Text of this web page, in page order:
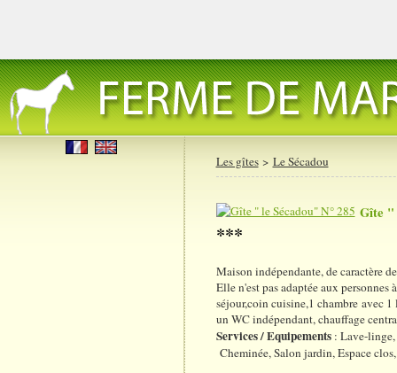
Les gîtes > Le Sécadou
Gîte "
***
Maison indépendante, de caractère
Elle n'est pas adaptée aux
séjour,coin cuisine,1 chambre avec
un WC indépendant, chauffage
Services / Equipements : Lave-
Cheminée, Salon jardin, Espace